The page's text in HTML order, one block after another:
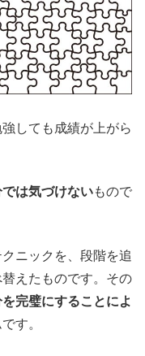
しても成績が上がら
では気づけないもので
ニックを、段階を追
えたものです。その
完璧にすることによ
す。